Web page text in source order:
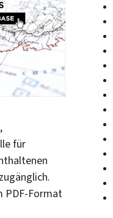
für
PDF-Format